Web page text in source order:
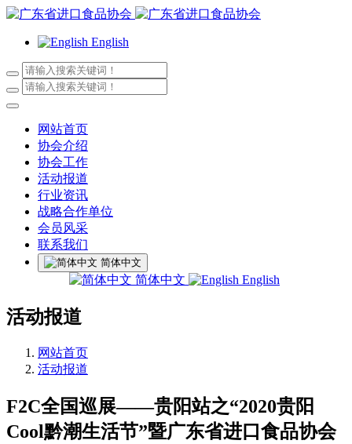
English
网站首页
协会介绍
协会工作
活动报道
行业资讯
战略合作单位
会员风采
联系我们
简体中文
简体中文 English
活动报道
网站首页
活动报道
F2C全国巡展——贵阳站之“2020贵阳
Cool黔潮生活节”暨广东省进口食品协会